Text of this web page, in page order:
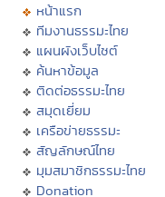
หน้าแรก
ทีมงานธรรมะไทย
แผนผังเว็บไซต์
ค้นหาข้อมูล
ติดต่อธรรมะไทย
สมุดเยี่ยม
เครือข่ายธรรมะ
สัญลักษณ์ไทย
มุมสมาชิกธรรมะไทย
Donation